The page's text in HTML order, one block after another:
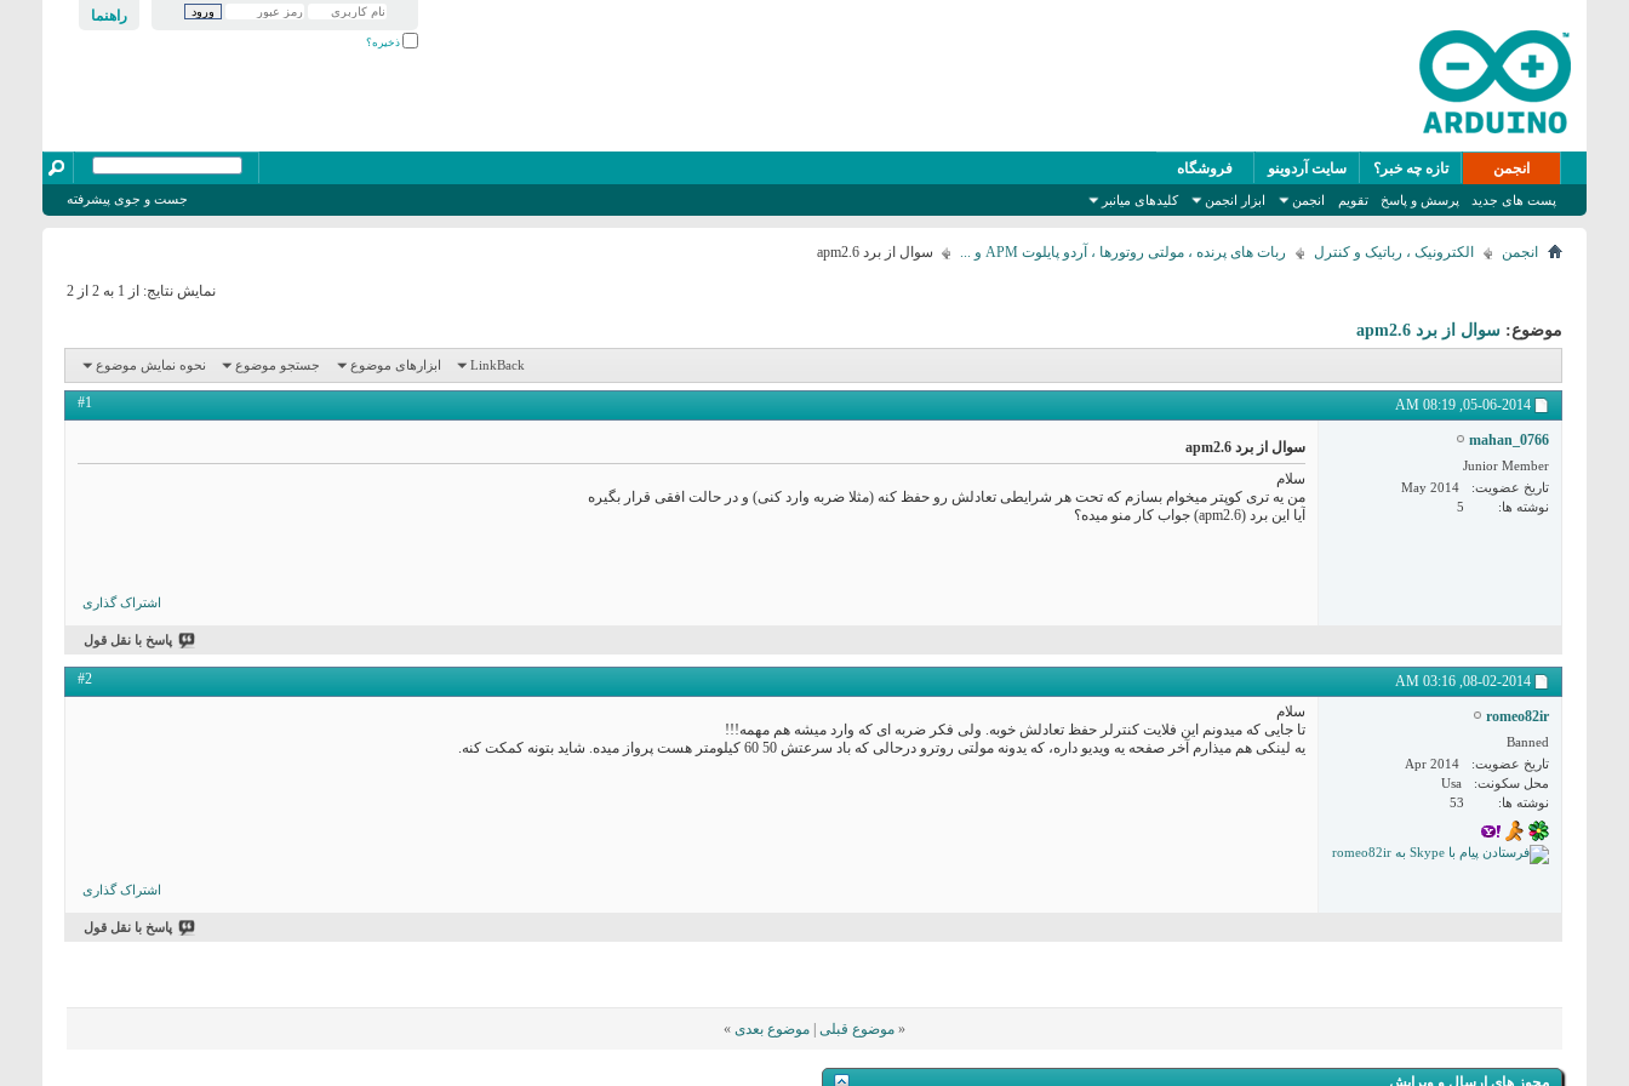
راهنما
ذخیره؟
انجمن
پست های جدید پرسش و پاسخ تقویم انجمن ابزار انجمن کلیدهای میانبر
تازه چه خبر؟ سایت آردوینو فروشگاه
جست و جوی پیشرفته
انجمن الکترونیک ، رباتیک و کنترل ربات های پرنده ، مولتی روتورها ، آردو پایلوت APM و ... سوال از برد apm2.6
نمایش نتایج: از 1 به 2 از 2
موضوع: سوال از برد apm2.6
LinkBack ابزارهای موضوع جستجو موضوع نحوه نمایش موضوع
05-06-2014,
08:19 AM
#1
mahan_0766
Junior Member
تاریخ عضویت
May 2014
نوشته ها
5
سوال از برد apm2.6
سلام
من يه تری کوپتر ميخوام بسازم که تحت هر شرايطی تعادلش رو حفظ کنه (مثلا ضربه وارد کنی) و در حالت افقی قرار بگيره
آيا اين برد (apm2.6) جواب کار منو ميده؟
اشتراک گذاری
پاسخ با نقل قول
08-02-2014,
03:16 AM
#2
romeo82ir
Banned
تاریخ عضویت
Apr 2014
محل سکونت
Usa
نوشته ها
53
سلام
تا جایی که میدونم این فلایت کنترلر حفظ تعادلش خوبه. ولی فکر ضربه ای که وارد میشه هم مهمه!!!
یه لینکی هم میذارم آخر صفحه یه ویدیو داره، که یدونه مولتی روترو درحالی که باد سرعتش 50 60 کیلومتر هست پرواز میده. شاید بتونه کمکت کنه.
اشتراک گذاری
پاسخ با نقل قول
« موضوع قبلی موضوع بعدی »